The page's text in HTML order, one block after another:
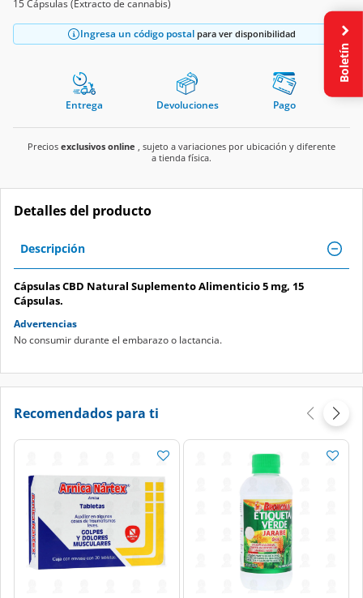
15 Cápsulas (Extracto de cannabis)
Ingresa un código postal para ver disponibilidad
Entrega Devoluciones Pago
Precios exclusivos online , sujeto a variaciones por ubicación y diferente
a tienda física.
Detalles del producto
Descripción
Cápsulas CBD Natural Suplemento Alimenticio 5 mg, 15
Cápsulas.
Advertencias
No consumir durante el embarazo o lactancia.
Recomendados para ti
Boletín